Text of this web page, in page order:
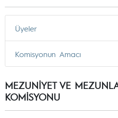
Üyeler
Komisyonun Amacı
MEZUNİYET VE
KOMİSYONU